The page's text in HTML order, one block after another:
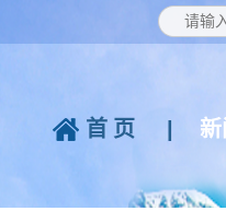
首页